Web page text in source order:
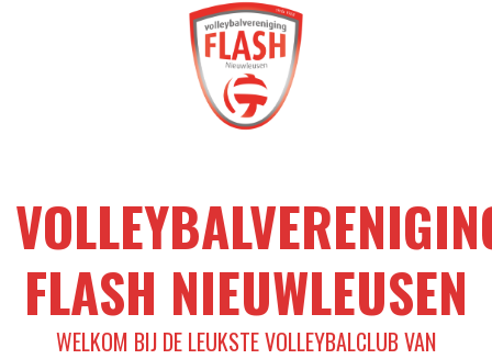
FLASH NIEUWLEUSEN
WELKOM BIJ DE LEUKSTE VOLLEYBALCLUB VAN